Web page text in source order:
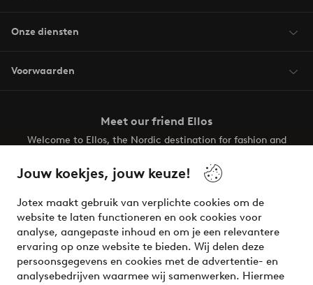
Jouw koekjes, jouw keuze!
Jotex maakt gebruik van verplichte cookies om de
website te laten functioneren en ook cookies voor
analyse, aangepaste inhoud en om je een relevantere
ervaring op onze website te bieden. Wij delen deze
persoonsgegevens en cookies met de advertentie- en
analysebedrijven waarmee wij samenwerken. Hiermee
Onze diensten
Voorwaarden
Meet our friend Ellos
Welcome to Ellos, the Nordic destination for fashion and
your wardrobe. Your next inspiring look is here!
Veilig betalen - Nu betalen of opsplitsen